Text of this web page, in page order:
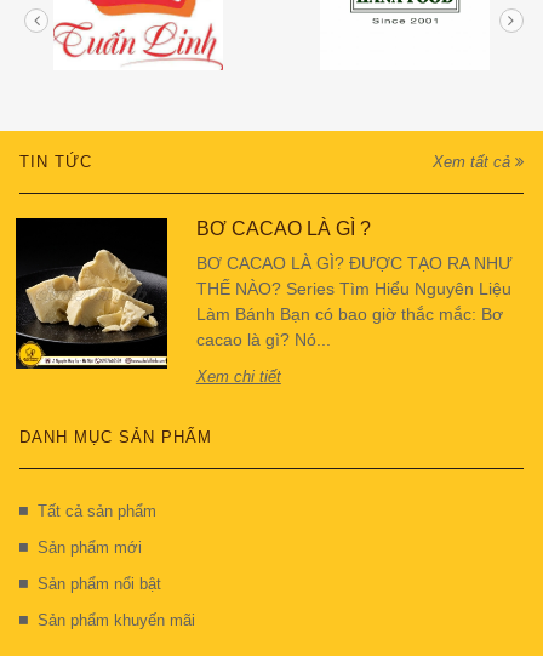
TIN TỨC Xem tất cả
BƠ CACAO LÀ GÌ ?
BƠ CACAO LÀ GÌ? ĐƯỢC TẠO RA NHƯ
THẾ NÀO? Series Tìm Hiểu Nguyên Liệu
Làm Bánh Bạn có bao giờ thắc mắc: Bơ
cacao là gì? Nó...
Xem chi tiết
DANH MỤC SẢN PHẨM
Tất cả sản phẩm
Sản phẩm mới
Sản phẩm nổi bật
Sản phẩm khuyến mãi